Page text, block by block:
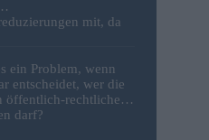
mit, da
ein Problem, wenn
entscheidet, wer die
öffentlich-rechtlichen
darf?